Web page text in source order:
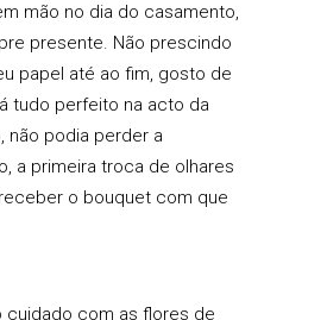
mão no dia do casamento,
presente. Não prescindo
papel até ao fim, gosto de
tudo perfeito na acto da
não podia perder a
a primeira troca de olhares
o bouquet com que
cuidado com as flores de